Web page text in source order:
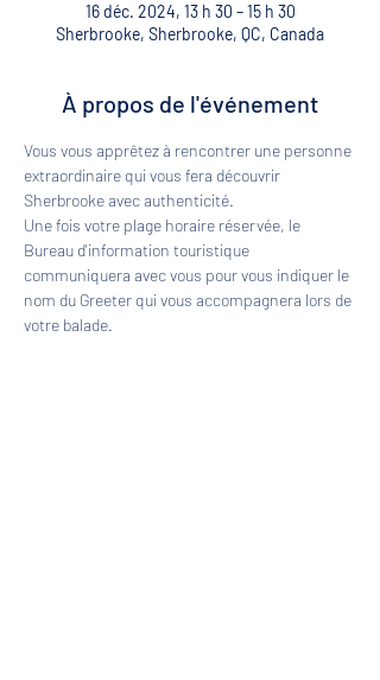
16 déc. 2024, 13 h 30 – 15 h 30
Sherbrooke, Sherbrooke, QC, Canada
À propos de l'événement
Vous vous apprêtez à rencontrer une personne
extraordinaire qui vous fera découvrir
Sherbrooke avec authenticité.
Une fois votre plage horaire réservée, le
Bureau d'information touristique
communiquera avec vous pour vous indiquer le
nom du Greeter qui vous accompagnera lors de
votre balade.